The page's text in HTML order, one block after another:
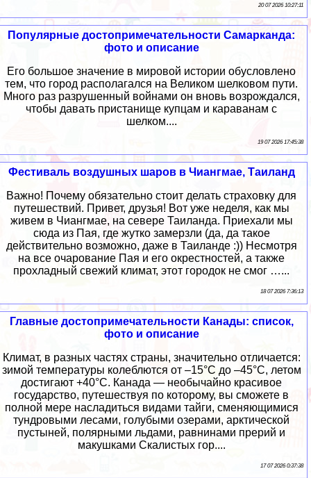
20 07 2026 10:27:11
Популярные достопримечательности Самарканда:
фото и описание
Его большое значение в мировой истории обусловлено
тем, что город располагался на Великом шелковом пути.
Много раз разрушенный войнами он вновь возрождался,
чтобы давать пристанище купцам и караванам с
шелком....
19 07 2026 17:45:38
Фестиваль воздушных шаров в Чиангмае, Таиланд
Важно! Почему обязательно стоит делать страховку для
путешествий. Привет, друзья! Вот уже неделя, как мы
живем в Чиангмае, на севере Таиланда. Приехали мы
сюда из Пая, где жутко замерзли (да, да такое
действительно возможно, даже в Таиланде :)) Несмотря
на все очарование Пая и его окрестностей, а также
прохладный свежий климат, этот городок не смог …...
18 07 2026 7:36:13
Главные достопримечательности Канады: список,
фото и описание
Климат, в разных частях страны, значительно отличается:
зимой температуры колеблются от –15°C до –45°C, летом
достигают +40°C. Канада — необычайно красивое
государство, путешествуя по которому, вы сможете в
полной мере насладиться видами тайги, сменяющимися
тундровыми лесами, голубыми озерами, арктической
пустыней, полярными льдами, равнинами прерий и
макушками Скалистых гор....
17 07 2026 0:37:38